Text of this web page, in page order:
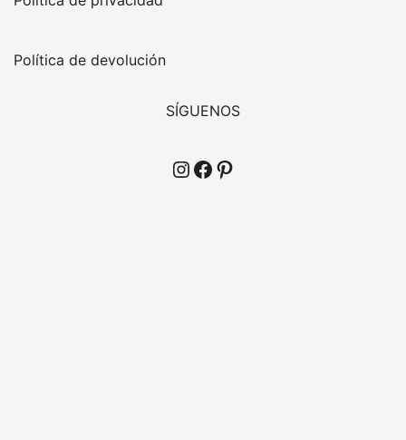
Política de devolución
SÍGUENOS
Instagram
Facebook
Pinterest